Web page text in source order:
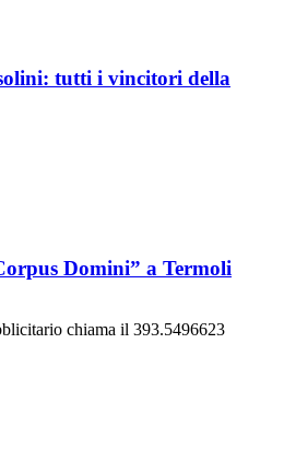
tutti i vincitori della
Domini” a Termoli
chiama il 393.5496623